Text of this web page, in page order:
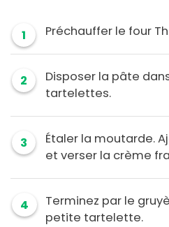
1 Préchauffer le four
2
Disposer la pâte
tartelettes.
3
Étaler la moutarde.
et verser la crème
4
Terminez par le
petite tartelette.